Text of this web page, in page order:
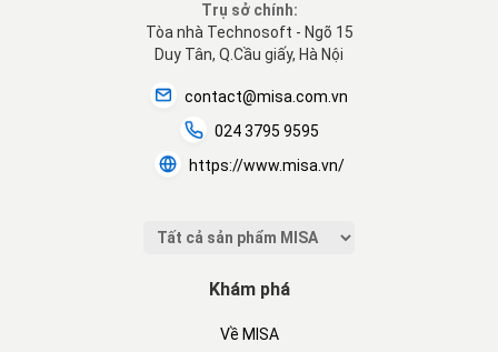
Trụ sở chính:
Tòa nhà Technosoft - Ngõ 15
Duy Tân, Q.Cầu giấy, Hà Nội
contact@misa.com.vn
024 3795 9595
https://www.misa.vn/
Khám phá
Về MISA